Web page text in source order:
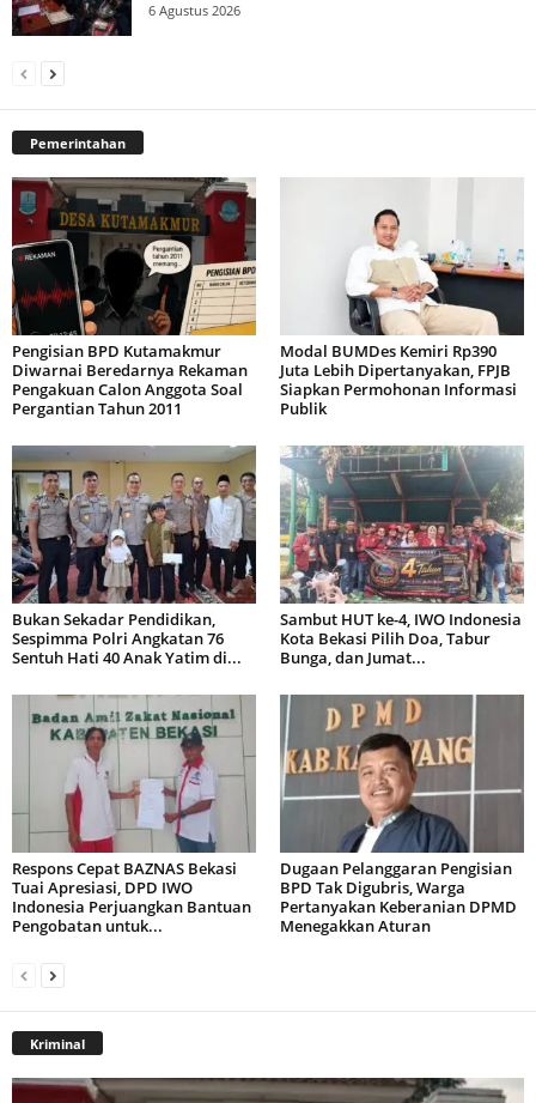
6 Agustus 2026
Pemerintahan
Pengisian BPD Kutamakmur
Diwarnai Beredarnya Rekaman
Pengakuan Calon Anggota Soal
Pergantian Tahun 2011
Modal BUMDes Kemiri Rp390
Juta Lebih Dipertanyakan, FPJB
Siapkan Permohonan Informasi
Publik
Bukan Sekadar Pendidikan,
Sespimma Polri Angkatan 76
Sentuh Hati 40 Anak Yatim di...
Sambut HUT ke-4, IWO Indonesia
Kota Bekasi Pilih Doa, Tabur
Bunga, dan Jumat...
Respons Cepat BAZNAS Bekasi
Tuai Apresiasi, DPD IWO
Indonesia Perjuangkan Bantuan
Pengobatan untuk...
Dugaan Pelanggaran Pengisian
BPD Tak Digubris, Warga
Pertanyakan Keberanian DPMD
Menegakkan Aturan
Kriminal